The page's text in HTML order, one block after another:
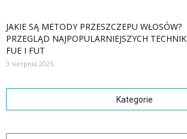
JAKIE SĄ METODY PRZESZCZEPU WŁOSÓW?
PRZEGLĄD NAJPOPULARNIEJSZYCH TECHNIK
FUE I FUT
3 sierpnia 2025
Kategorie
Kategorie